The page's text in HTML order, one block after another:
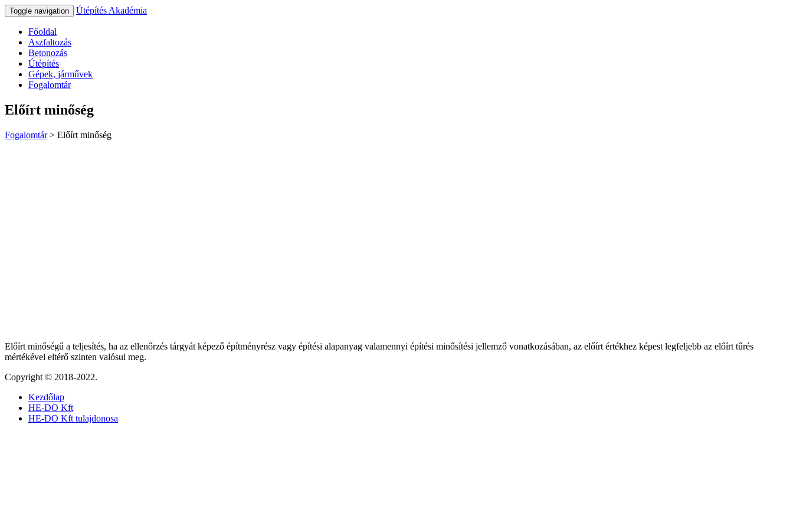
Toggle navigation Útépítés Akadémia
Főoldal
Aszfaltozás
Betonozás
Útépítés
Gépek, járművek
Fogalomtár
Előírt minőség
Fogalomtár> Előírt minőség
Előírt minőségű a teljesítés, ha az ellenőrzés tárgyát képező építményrész vagy építési alapanyag valamennyi építési minősítési jellemző vonatkozásában, az előírt értékhez képest legfeljebb az előírt tűrés
mértékével eltérő szinten valósul meg.
Copyright © 2018-2022.
Kezdőlap
HE-DO Kft
HE-DO Kft tulajdonosa